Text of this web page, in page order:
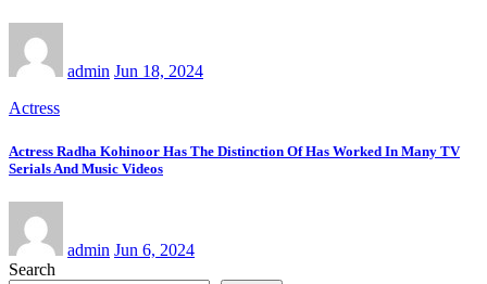
admin Jun 18, 2024
Actress
Actress Radha Kohinoor Has The Distinction Of Has Worked In Many TV
Serials And Music Videos
admin Jun 6, 2024
Search